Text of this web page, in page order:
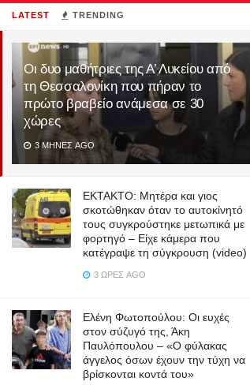
LATEST TRENDING
Οι δυο μαθήτριες της Α’ Λυκείου από
τη Θεσσαλονίκη που πήραν το
πρώτο βραβείο ανάμεσα σε 30
χώρες
3 ΜΉΝΕΣ AGO
ΕΚΤΑΚΤΟ: Μητέρα και γιος
σκοτώθηκαν όταν το αυτοκίνητό
τους συγκρούστηκε μετωπικά με
φορτηγό – Είχε κάμερα που
κατέγραψε τη σύγκρουση (video)
3 ΏΡΕΣ AGO
Ελένη Φωτοπούλου: Οι ευχές
στον σύζυγό της, Άκη
Παυλόπουλου – «Ο φύλακας
άγγελος όσων έχουν την τύχη να
βρίσκονται κοντά του»